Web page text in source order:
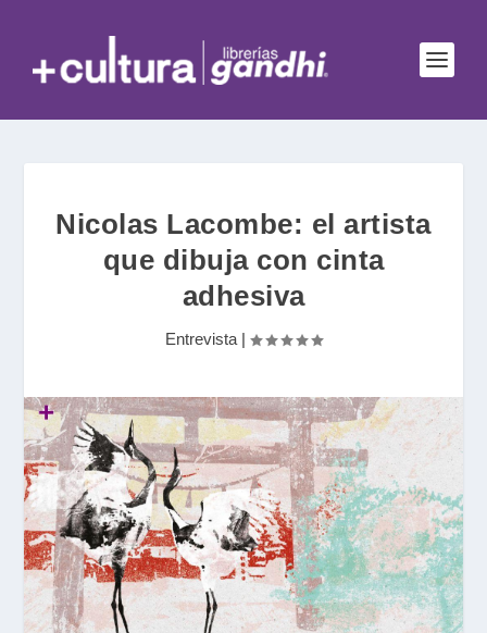
Nicolas Lacombe: el artista
que dibuja con cinta
adhesiva
Entrevista |